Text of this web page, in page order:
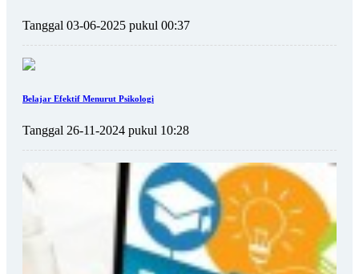
Tanggal 03-06-2025 pukul 00:37
Belajar Efektif Menurut Psikologi
Tanggal 26-11-2024 pukul 10:28